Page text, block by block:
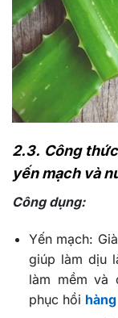
2.3. Công
yến mạch và
Công dụng:
Yến mạch:
giúp làm dịu
làm mềm và
phục hồi